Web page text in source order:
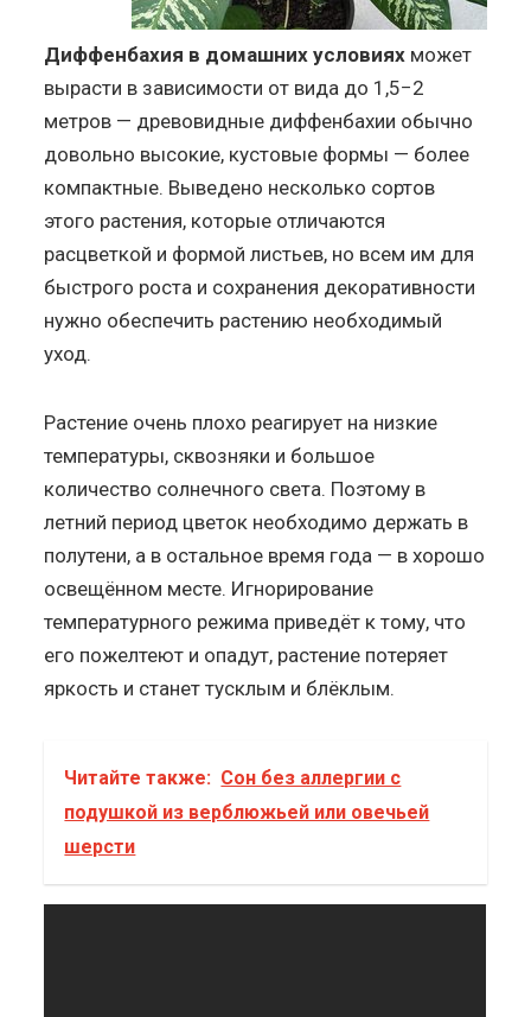
Диффенбахия в домашних условиях может
вырасти в зависимости от вида до 1,5−2
метров — древовидные диффенбахии обычно
довольно высокие, кустовые формы — более
компактные. Выведено несколько сортов
этого растения, которые отличаются
расцветкой и формой листьев, но всем им для
быстрого роста и сохранения декоративности
нужно обеспечить растению необходимый
уход.
Растение очень плохо реагирует на низкие
температуры, сквозняки и большое
количество солнечного света. Поэтому в
летний период цветок необходимо держать в
полутени, а в остальное время года — в хорошо
освещённом месте. Игнорирование
температурного режима приведёт к тому, что
его пожелтеют и опадут, растение потеряет
яркость и станет тусклым и блёклым.
Читайте также: Сон без аллергии с
подушкой из верблюжьей или овечьей
шерсти